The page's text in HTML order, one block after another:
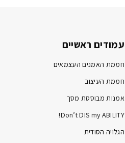
עמודים ראשיים
חממת האמנים העצמאים
חממת העיצוב
אמנות מבוססת מסך
Don’t DIS my ABILITY!
הגלויה הסודית